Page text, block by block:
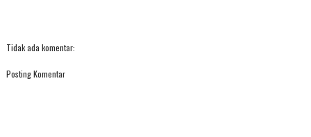
Tidak ada komentar:
Posting Komentar